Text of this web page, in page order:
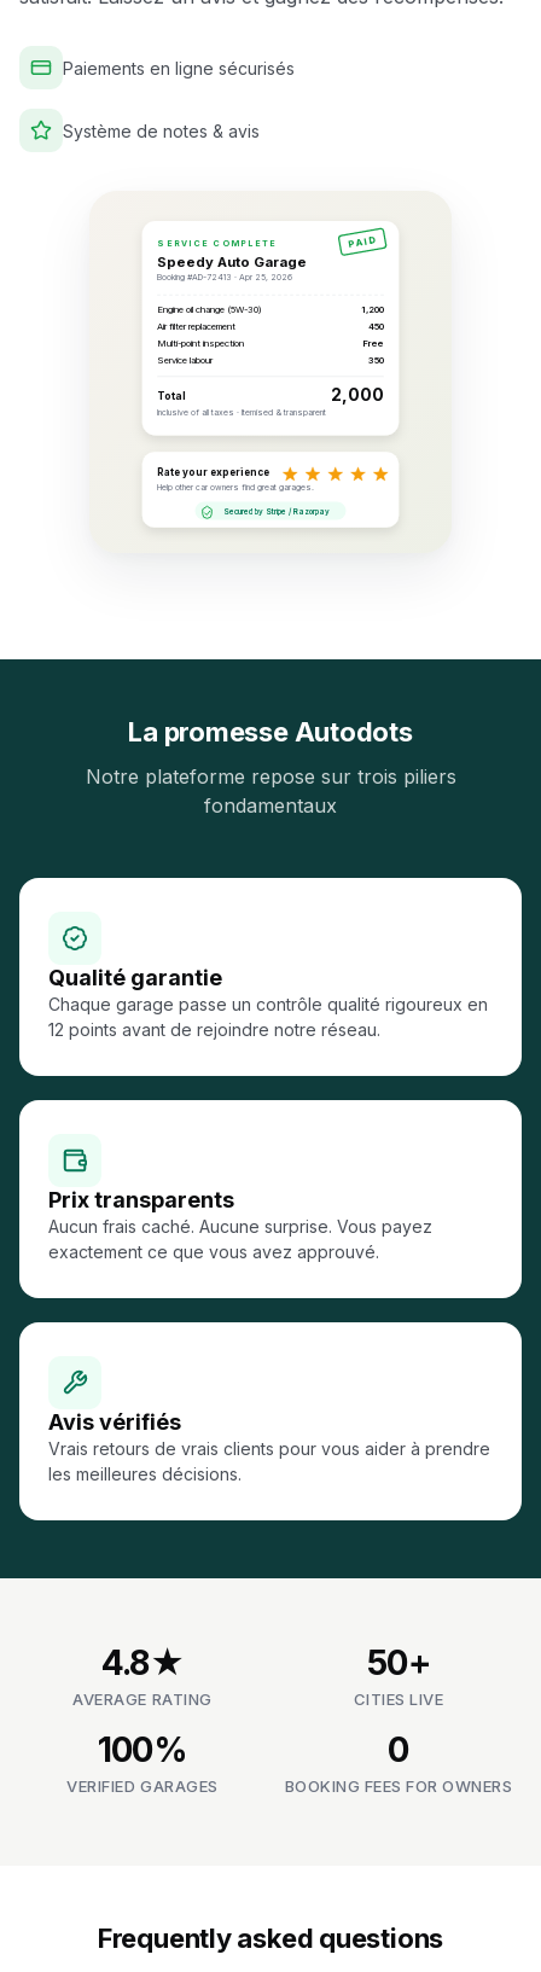
Paiements en ligne sécurisés
Système de notes & avis
SERVICE COMPLETE
Speedy Auto Garage
Booking #AD-72413 · Apr 25, 2026
PAID
Engine oil change (5W-30)
₹1,200
Air filter replacement
₹450
Multi-point inspection
Free
Service labour
₹350
Total ₹2,000
Inclusive of all taxes · Itemised & transparent
Rate your experience
Help other car owners find great garages.
Secured by Stripe / Razorpay
La promesse Autodots
Notre plateforme repose sur trois piliers
fondamentaux
Qualité garantie
Chaque garage passe un contrôle qualité rigoureux en
12 points avant de rejoindre notre réseau.
Prix transparents
Aucun frais caché. Aucune surprise. Vous payez
exactement ce que vous avez approuvé.
Avis vérifiés
Vrais retours de vrais clients pour vous aider à prendre
les meilleures décisions.
4.8★
AVERAGE RATING
50+
CITIES LIVE
100%
VERIFIED GARAGES
0
BOOKING FEES FOR OWNERS
Frequently asked questions